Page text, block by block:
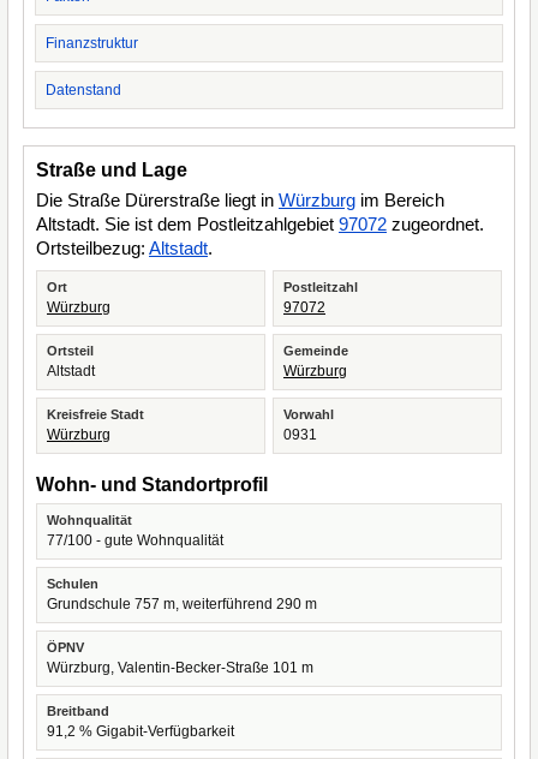
Finanzstruktur
Datenstand
Straße und Lage
Die Straße Dürerstraße liegt in Würzburg im Bereich
Altstadt. Sie ist dem Postleitzahlgebiet 97072 zugeordnet.
Ortsteilbezug: Altstadt.
Ort
Würzburg
Postleitzahl
97072
Ortsteil
Altstadt
Gemeinde
Würzburg
Kreisfreie Stadt
Würzburg
Vorwahl
0931
Wohn- und Standortprofil
Wohnqualität
77/100 - gute Wohnqualität
Schulen
Grundschule 757 m, weiterführend 290 m
ÖPNV
Würzburg, Valentin-Becker-Straße 101 m
Breitband
91,2 % Gigabit-Verfügbarkeit